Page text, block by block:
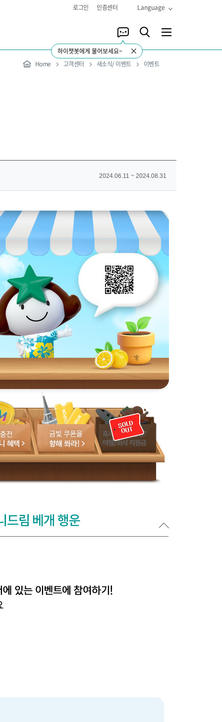
로그인 인증센터 Language
하이챗봇에게 물어보세요~
Home
고객센터 새소식/ 이벤트 이벤트
2024.06.11 ~ 2024.08.31
해 보세요 팝업열기